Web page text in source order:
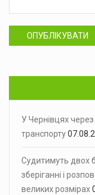
ОПУБЛІКУВАТИ
У Чернівцях
транспорту
Судитимуть двох
зберіганні і
великих розмірах